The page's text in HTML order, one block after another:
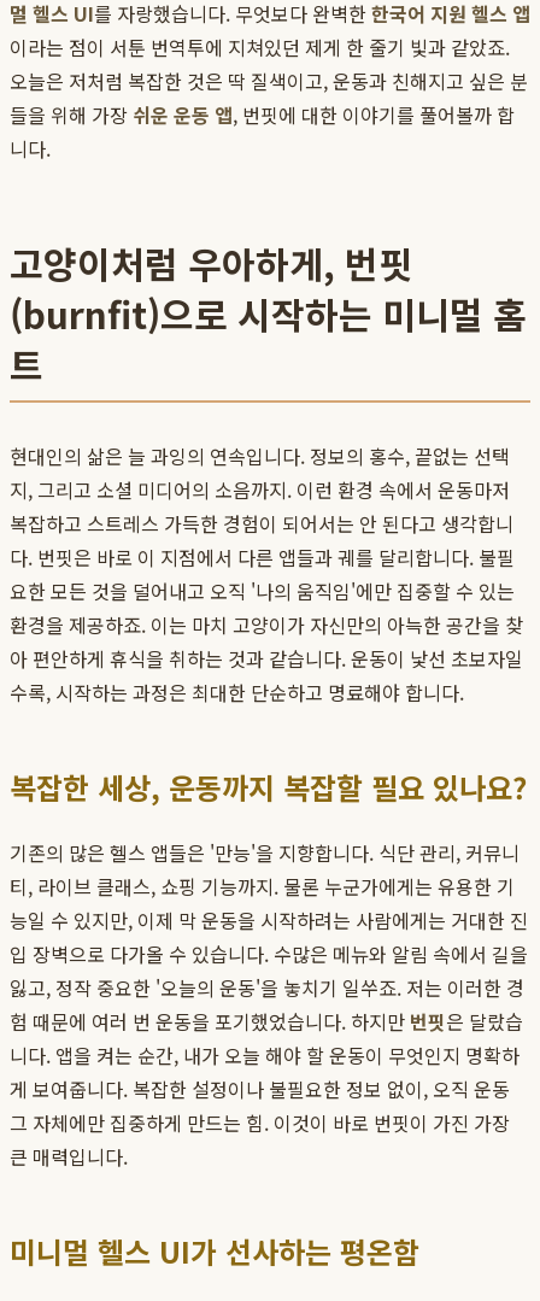
멀 헬스 UI를 자랑했습니다. 무엇보다 완벽한한국어 지원 헬스 앱
이라는 점이 서툰 번역투에 지쳐있던 제게 한 줄기 빛과 같았죠.
오늘은 저처럼 복잡한 것은 딱 질색이고, 운동과 친해지고 싶은 분
들을 위해 가장 쉬운 운동 앱, 번핏에 대한 이야기를 풀어볼까 합
니다.
고양이처럼 우아하게, 번핏
(burnfit)으로 시작하는 미니멀 홈
트
현대인의 삶은 늘 과잉의 연속입니다. 정보의 홍수, 끝없는 선택
지, 그리고 소셜 미디어의 소음까지. 이런 환경 속에서 운동마저
복잡하고 스트레스 가득한 경험이 되어서는 안 된다고 생각합니
다. 번핏은 바로 이 지점에서 다른 앱들과 궤를 달리합니다. 불필
요한 모든 것을 덜어내고 오직 '나의 움직임'에만 집중할 수 있는
환경을 제공하죠. 이는 마치 고양이가 자신만의 아늑한 공간을 찾
아 편안하게 휴식을 취하는 것과 같습니다. 운동이 낯선 초보자일
수록, 시작하는 과정은 최대한 단순하고 명료해야 합니다.
복잡한 세상, 운동까지 복잡할 필요 있나요?
기존의 많은 헬스 앱들은 '만능'을 지향합니다. 식단 관리, 커뮤니
티, 라이브 클래스, 쇼핑 기능까지. 물론 누군가에게는 유용한 기
능일 수 있지만, 이제 막 운동을 시작하려는 사람에게는 거대한 진
입 장벽으로 다가올 수 있습니다. 수많은 메뉴와 알림 속에서 길을
잃고, 정작 중요한 '오늘의 운동'을 놓치기 일쑤죠. 저는 이러한 경
험 때문에 여러 번 운동을 포기했었습니다. 하지만 번핏은 달랐습
니다. 앱을 켜는 순간, 내가 오늘 해야 할 운동이 무엇인지 명확하
게 보여줍니다. 복잡한 설정이나 불필요한 정보 없이, 오직 운동
그 자체에만 집중하게 만드는 힘. 이것이 바로 번핏이 가진 가장
큰 매력입니다.
미니멀 헬스 UI가 선사하는 평온함